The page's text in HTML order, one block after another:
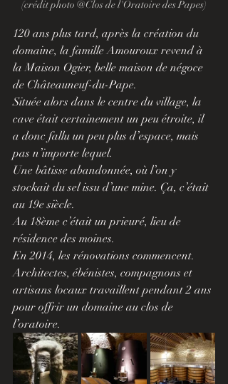
(crédit photo @Clos de l'Oratoire des Papes)
120 ans plus tard, après la création du
domaine, la famille Amouroux revend à
la Maison Ogier, belle maison de négoce
de Châteauneuf-du-Pape.
Située alors dans le centre du village, la
cave était certainement un peu étroite, il
a donc fallu un peu plus d’espace, mais
pas n’importe lequel.
Une bâtisse abandonnée, où l’on y
stockait du sel issu d’une mine. Ça, c’était
au 19e siècle.
Au 18ème c’était un prieuré, lieu de
résidence des moines.
En 2014, les rénovations commencent.
Architectes, ébénistes, compagnons et
artisans locaux travaillent pendant 2 ans
pour offrir un domaine au clos de
l’oratoire.